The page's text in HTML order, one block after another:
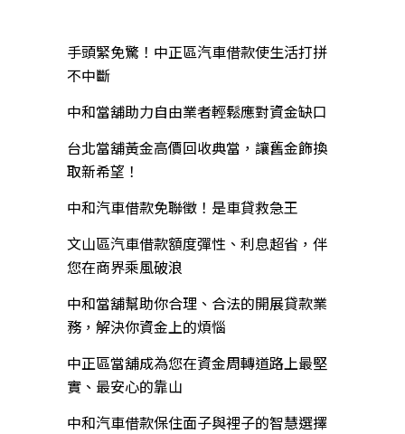
手頭緊免驚！中正區汽車借款使生活打拼
不中斷
中和當舖助力自由業者輕鬆應對資金缺口
台北當舖黃金高價回收典當，讓舊金飾換
取新希望！
中和汽車借款免聯徵！是車貸救急王
文山區汽車借款額度彈性、利息超省，伴
您在商界乘風破浪
中和當舖幫助你合理、合法的開展貸款業
務，解決你資金上的煩惱
中正區當舖成為您在資金周轉道路上最堅
實、最安心的靠山
中和汽車借款保住面子與裡子的智慧選擇